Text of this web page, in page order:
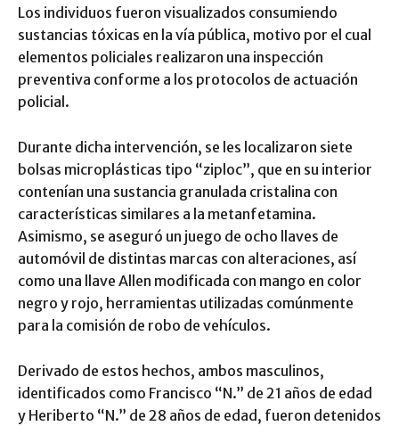
Los individuos fueron visualizados consumiendo
sustancias tóxicas en la vía pública, motivo por el cual
elementos policiales realizaron una inspección
preventiva conforme a los protocolos de actuación
policial.
Durante dicha intervención, se les localizaron siete
bolsas microplásticas tipo “ziploc”, que en su interior
contenían una sustancia granulada cristalina con
características similares a la metanfetamina.
Asimismo, se aseguró un juego de ocho llaves de
automóvil de distintas marcas con alteraciones, así
como una llave Allen modificada con mango en color
negro y rojo, herramientas utilizadas comúnmente
para la comisión de robo de vehículos.
Derivado de estos hechos, ambos masculinos,
identificados como Francisco “N.” de 21 años de edad
y Heriberto “N.” de 28 años de edad, fueron detenidos